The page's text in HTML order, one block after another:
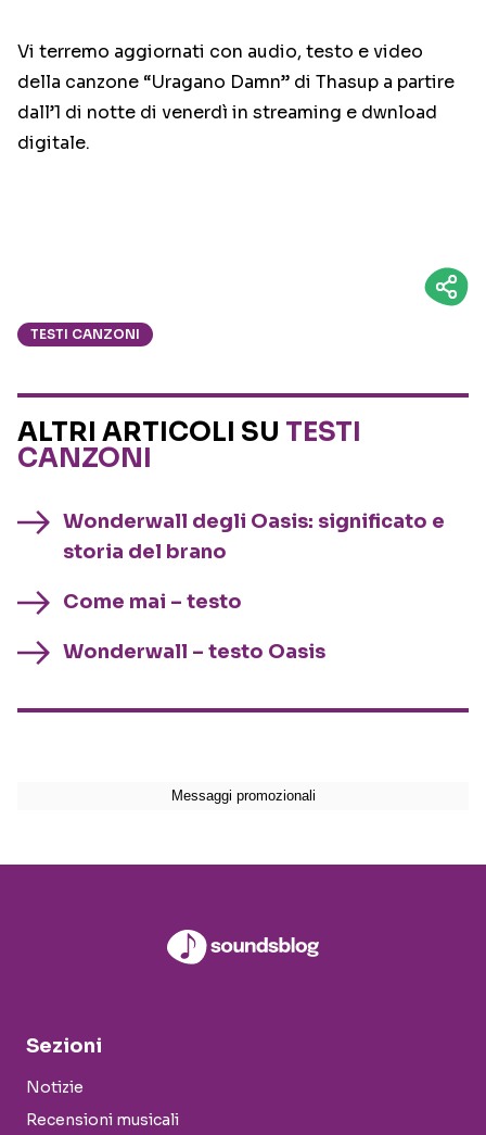
Vi terremo aggiornati con audio, testo e video
della canzone “Uragano Damn” di Thasup a partire
dall’1 di notte di venerdì in streaming e dwnload
digitale.
TESTI CANZONI
ALTRI ARTICOLI SU TESTI
CANZONI
Wonderwall degli Oasis: significato e
storia del brano
Come mai – testo
Wonderwall – testo Oasis
Sezioni
Notizie
Recensioni musicali